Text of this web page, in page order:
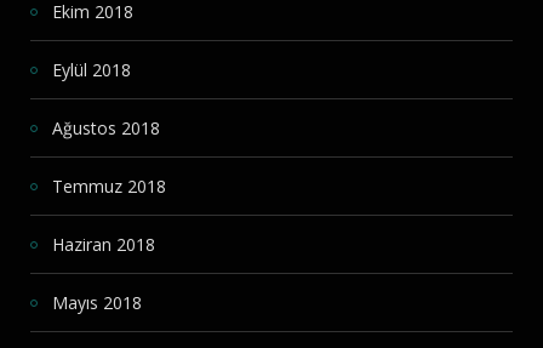
Ekim 2018
Eylül 2018
Ağustos 2018
Temmuz 2018
Haziran 2018
Mayıs 2018